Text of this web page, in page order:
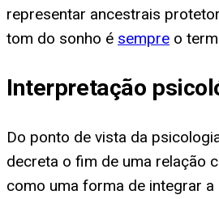
representar ancestrais
tom do sonho é sempre o
Interpretação
Do ponto de vista da
decreta o fim de uma relação
como uma forma de integrar a